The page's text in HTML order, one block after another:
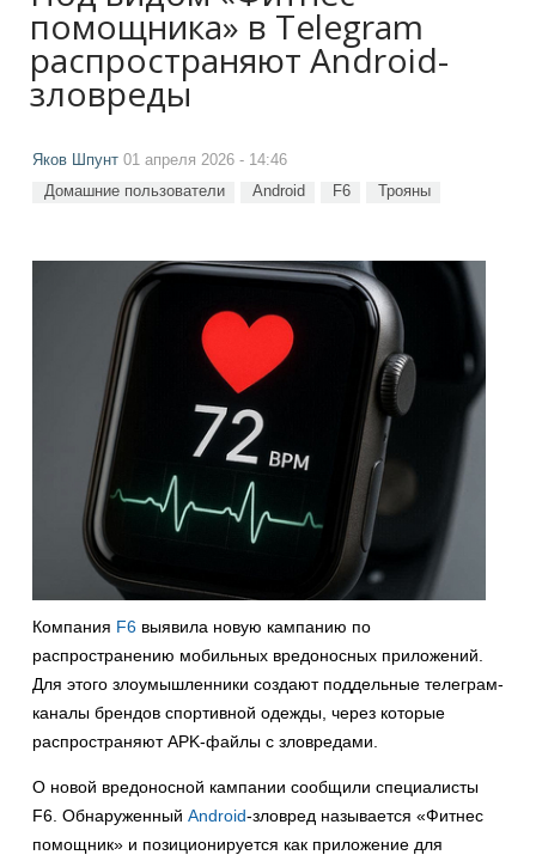
помощника» в Telegram
распространяют Android-
зловреды
Яков Шпунт 01 апреля 2026 - 14:46
Домашние пользователи Android F6 Трояны
Компания F6 выявила новую кампанию по
распространению мобильных вредоносных приложений.
Для этого злоумышленники создают поддельные телеграм-
каналы брендов спортивной одежды, через которые
распространяют APK-файлы с зловредами.
О новой вредоносной кампании сообщили специалисты
F6. Обнаруженный Android-зловред называется «Фитнес
помощник» и позиционируется как приложение для